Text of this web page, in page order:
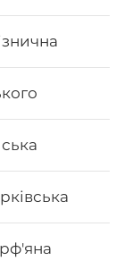
необхідні
кількості,
Вони
вечері, так
в Osama
ціною суші.